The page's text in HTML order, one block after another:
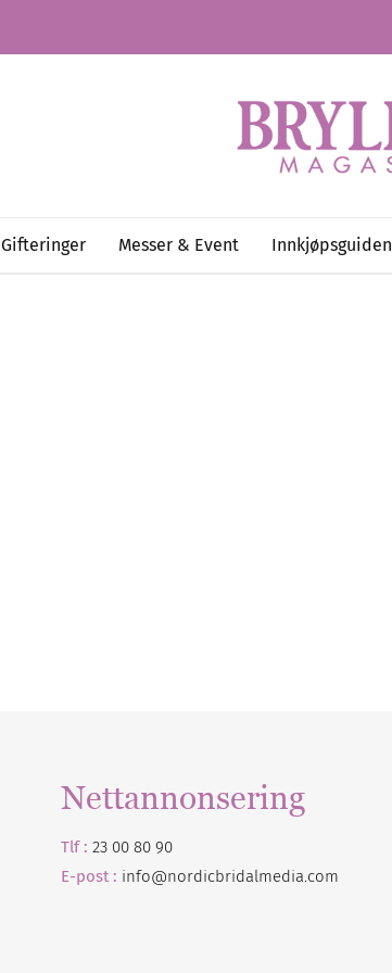
Gifteringer Messer & Event Innkjøpsguiden
Nettannonsering
Tlf : 23 00 80 90
E-post : info@nordicbridalmedia.com